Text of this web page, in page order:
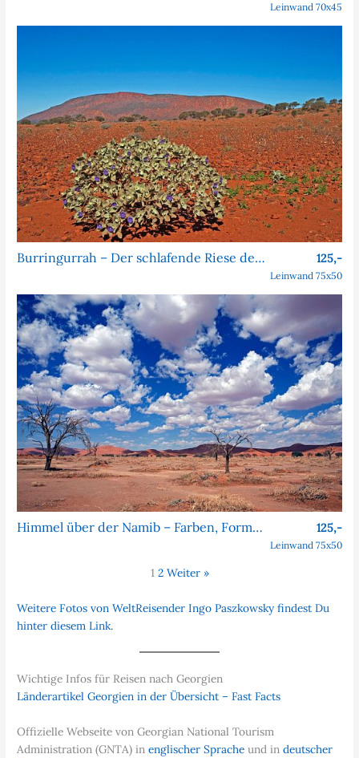
Leinwand 70x45
Burringurrah – Der schlafende Riese des Outbacks 125,-
Leinwand 75x50
Himmel über der Namib – Farben, Formen, Faszination 125,-
Leinwand 75x50
1 2 Weiter »
Weitere Fotos von WeltReisender Ingo Paszkowsky findest Du
hinter diesem Link.
Wichtige Infos für Reisen nach Georgien
Länderartikel Georgien in der Übersicht – Fast Facts
Offizielle Webseite von Georgian National Tourism
Administration (GNTA) inenglischer Sprache und indeutscher